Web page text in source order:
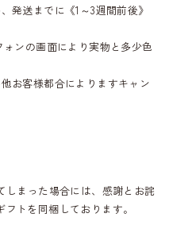
発送までに《1～3週間前後》
ンの画面により実物と多少色
お客様都合によりますキャン
しまった場合には、感謝とお詫
トを同梱しております。